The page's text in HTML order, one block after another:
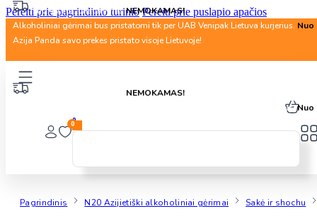
Pereiti prie pagrindinio turinio Pereiti prie puslapio apačios
Nuo 40 Eur. pristatymasNEMOKAMAS!
Alkoholiniai gėrimai bus pristatomi tik per UAB Venipak Lietuva kurjerius. Nuo
Azija Panda savo prekes pristato visoje Lietuvoje!
NEMOKAMAS!
Alkoholiniai gėrimai bus pristatomi tik per UAB Venipak Lietuva kurjerius.Nuo
00
Pagrindinis N20 Azijietiški alkoholiniai gėrimai Sakė ir shochu